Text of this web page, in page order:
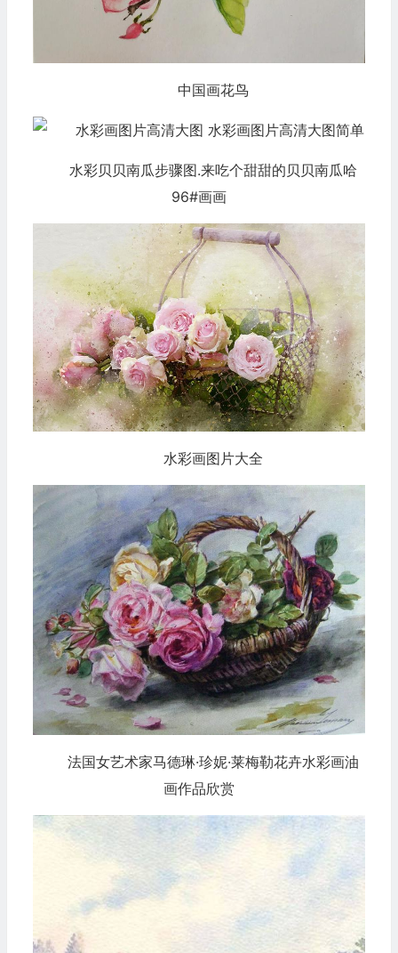
中国画花鸟
水彩贝贝南瓜步骤图.来吃个甜甜的贝贝南瓜哈
96#画画
水彩画图片大全
法国女艺术家马德琳·珍妮·莱梅勒花卉水彩画油
画作品欣赏